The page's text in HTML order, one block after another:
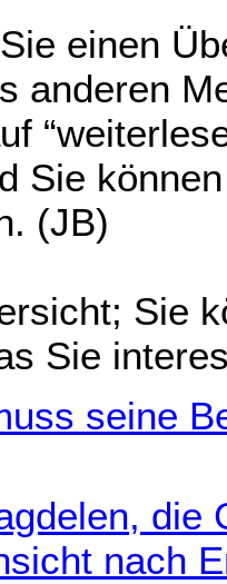
einen
anderen
Sie
(JB)
Sie
Sie
seine
die
nach